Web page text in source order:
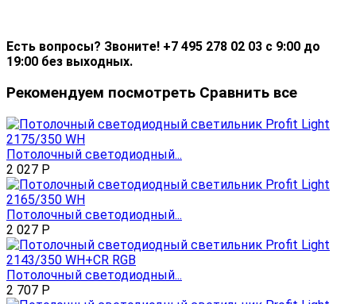
Есть вопросы? Звоните! +7 495 278 02 03 с 9:00 до
19:00 без выходных.
Рекомендуем посмотреть Сравнить все
Потолочный светодиодный...
2 027 Р
Потолочный светодиодный...
2 027 Р
Потолочный светодиодный...
2 707 Р